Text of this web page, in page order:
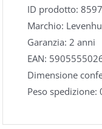
ID prodotto:
Marchio:
Garanzia: 2 anni
EAN:
Dimensione
Peso spedizione: